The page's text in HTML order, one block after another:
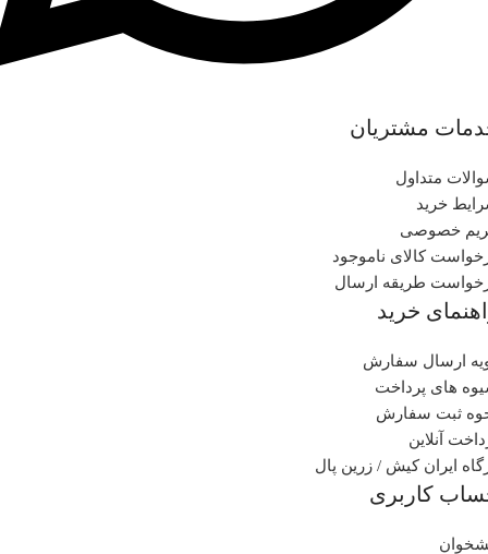
مشتریان
متداول
خرید
خصوصی
کالای ناموجود
طریقه ارسال
خرید
ارسال سفارش
های پرداخت
ثبت سفارش
آنلاین
ایران کیش / زرین پال
کاربری